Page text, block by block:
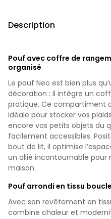
Description
Pouf avec coffre de
organisé
Le pouf Neo est bien plus
décoration : il intègre un
pratique. Ce compartiment
idéale pour stocker vos
encore vos petits objets du
facilement accessibles.
bout de lit, il optimise
un allié incontournable pour
maison.
Pouf arrondi en tissu
Avec son revêtement en
combine chaleur et